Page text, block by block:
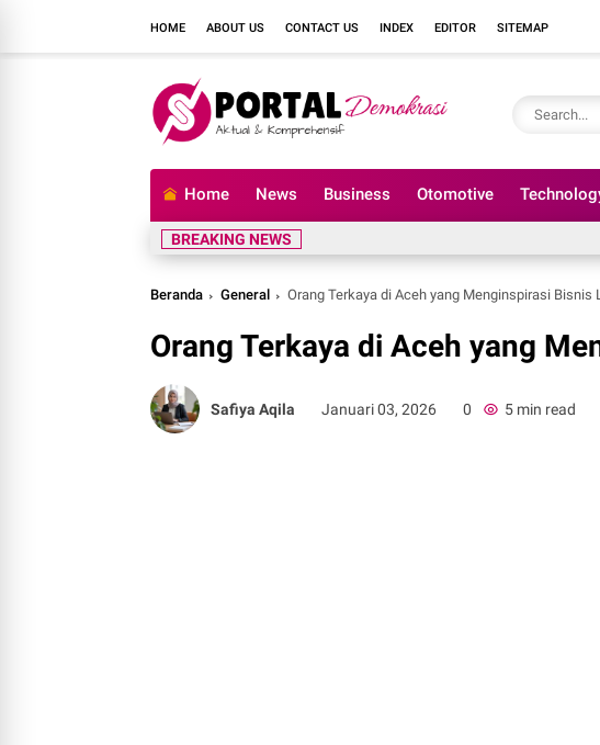
HOME ABOUT US CONTACT US INDEX EDITOR SITEMAP
Home News Business Otomotive
BREAKING NEWS
Beranda General Orang Terkaya di Aceh yang Menginspirasi Bisnis
Orang Terkaya di Aceh yang
Safiya Aqila Januari 03, 2026 0 5 min read